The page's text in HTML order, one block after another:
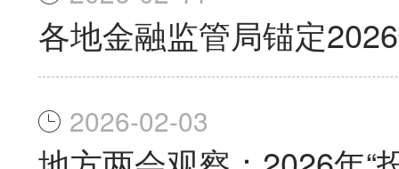
各地金融监管局锚定
2026-02-03